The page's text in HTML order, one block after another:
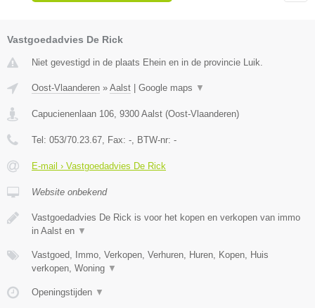
Vastgoedadvies De Rick
Niet gevestigd in de plaats Ehein en in de provincie Luik.
Oost-Vlaanderen » Aalst Google maps ▼
Capucienenlaan 106 9300 Aalst (Oost-Vlaanderen)
Tel: 053/70.23.67 , Fax: - , BTW-nr: -
E-mail › Vastgoedadvies De Rick
Website onbekend
Vastgoedadvies De Rick is voor het kopen en verkopen van immo
in Aalst en ▼
Vastgoed, Immo, Verkopen, Verhuren, Huren, Kopen, Huis
verkopen, Woning ▼
Openingstijden ▼